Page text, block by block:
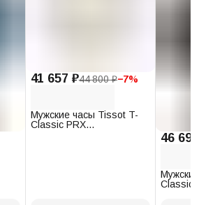
41 657 ₽44 800 ₽−7%
Мужские часы Tissot T-
Classic PRX
46
Classic